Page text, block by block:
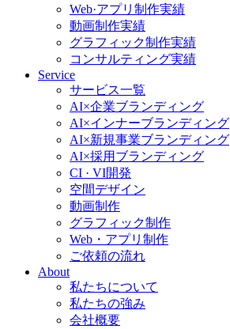
Web·アプリ制作実績
動画制作実績
グラフィック制作実績
コンサルティング実績
Service
サービス一覧
AI×企業ブランディング
AI×インナーブランディング
AI×新規事業ブランディング
AI×採用ブランディング
CI · VI開発
空間デザイン
動画制作
グラフィック制作
Web・アプリ制作
ご依頼の流れ
About
私たちについて
私たちの強み
会社概要